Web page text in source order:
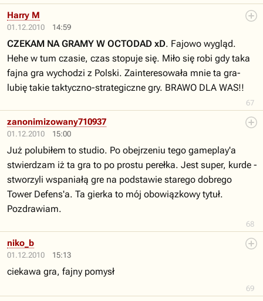
01.12.2010 14:59
67
Harry M
CZEKAM NA GRAMY W OCTODAD xD. Fajowo wygląd.
Hehe w tum czasie, czas stopuje się. Miło się robi gdy taka
fajna gra wychodzi z Polski. Zainteresowała mnie ta gra-
lubię takie taktyczno-strategiczne gry. BRAWO DLA WAS!!
01.12.2010 15:00
68
zanonimizowany710937
Już polubiłem to studio. Po obejrzeniu tego gameplay'a
stwierdzam iż ta gra to po prostu perełka. Jest super, kurde -
stworzyli wspaniałą gre na podstawie starego dobrego
Tower Defens'a. Ta gierka to mój obowiązkowy tytuł.
Pozdrawiam.
01.12.2010 15:13
69
niko_b
ciekawa gra, fajny pomysł